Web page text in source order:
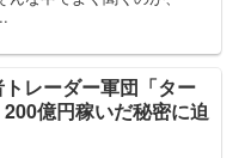
レーダー軍団「ター
200億円稼いだ秘密に迫